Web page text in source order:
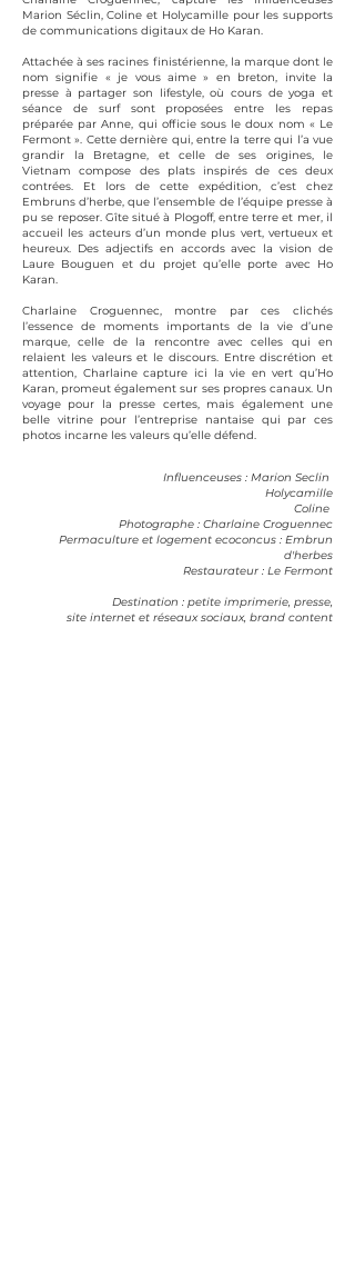
Marion Séclin,Coline et Holycamillepour les supports
de communications digitaux de Ho Karan.
Attachée à ses racines finistérienne, la marque dont le
nom signifie « je vous aime » en breton, invite la
presse à partager son lifestyle, où cours de yoga et
séance de surf sont proposées entre les repas
préparée par Anne, qui officie sous le doux nom « Le
Fermont». Cette dernière qui, entre la terre qui l’a vue
grandir la Bretagne, et celle de ses origines, le
Vietnam compose des plats inspirés de ces deux
contrées. Et lors de cette expédition, c’est chez
Embruns d’herbe, que l’ensemble de l’équipe presse à
pu se reposer. Gîte situé à Plogoff, entre terre et mer, il
accueil les acteurs d’un monde plus vert, vertueux et
heureux. Des adjectifs en accords avec la vision de
Laure Bouguen et du projet qu’elle porte avec Ho
Karan.
Charlaine Croguennec, montre par ces clichés
l’essence de moments importants de la vie d’une
marque, celle de la rencontre avec celles qui en
relaient les valeurs et le discours. Entre discrétion et
attention, Charlaine capture ici la vie en vert qu’Ho
Karan, promeut également sur ses propres canaux. Un
voyage pour la presse certes, mais également une
belle vitrine pour l’entreprise nantaise qui par ces
photos incarne les valeurs qu’elle défend.
Influenceuses : Marion Seclin
Holycamille
Coline
Photographe : Charlaine Croguennec
Permaculture et logement ecoconcus : Embrun
d'herbes
Restaurateur : Le Fermont
Destination : petite imprimerie, presse,
site internet et réseaux sociaux, brand content